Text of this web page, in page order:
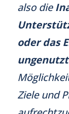
also die
oder das
Ziele und